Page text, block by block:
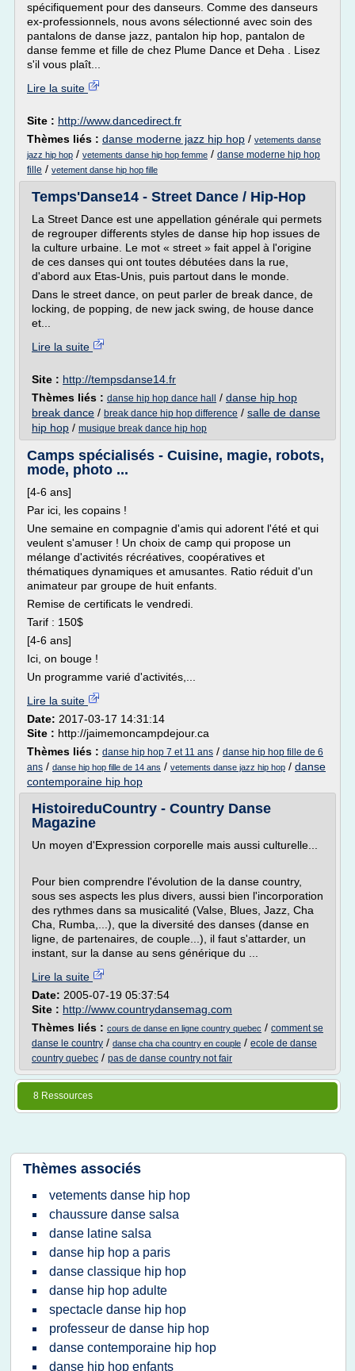
spécifiquement pour des danseurs. Comme des danseurs
ex-professionnels, nous avons sélectionné avec soin des
pantalons de danse jazz, pantalon hip hop, pantalon de
danse femme et fille de chez Plume Dance et Deha . Lisez
s'il vous plaît...
Lire la suite
Site : http://www.dancedirect.fr
Thèmes liés : danse moderne jazz hip hop / vetements danse
jazz hip hop / vetements danse hip hop femme / danse moderne hip hop
fille / vetement danse hip hop fille
Temps'Danse14 - Street Dance / Hip-Hop
La Street Dance est une appellation générale qui permets
de regrouper differents styles de danse hip hop issues de
la culture urbaine. Le mot « street » fait appel à l'origine
de ces danses qui ont toutes débutées dans la rue,
d'abord aux Etas-Unis, puis partout dans le monde.
Dans le street dance, on peut parler de break dance, de
locking, de popping, de new jack swing, de house dance
et...
Lire la suite
Site : http://tempsdanse14.fr
Thèmes liés : danse hip hop dance hall / danse hip hop
break dance / break dance hip hop difference / salle de danse
hip hop / musique break dance hip hop
Camps spécialisés - Cuisine, magie, robots,
mode, photo ...
[4-6 ans]
Par ici, les copains !
Une semaine en compagnie d'amis qui adorent l'été et qui
veulent s'amuser ! Un choix de camp qui propose un
mélange d'activités récréatives, coopératives et
thématiques dynamiques et amusantes. Ratio réduit d'un
animateur par groupe de huit enfants.
Remise de certificats le vendredi.
Tarif : 150$
[4-6 ans]
Ici, on bouge !
Un programme varié d'activités,...
Lire la suite
Date: 2017-03-17 14:31:14
Site : http://jaimemoncampdejour.ca
Thèmes liés : danse hip hop 7 et 11 ans / danse hip hop fille de 6
ans / danse hip hop fille de 14 ans / vetements danse jazz hip hop / danse
contemporaine hip hop
HistoireduCountry - Country Danse
Magazine
Un moyen d'Expression corporelle mais aussi culturelle...
Pour bien comprendre l'évolution de la danse country,
sous ses aspects les plus divers, aussi bien l'incorporation
des rythmes dans sa musicalité (Valse, Blues, Jazz, Cha
Cha, Rumba,...), que la diversité des danses (danse en
ligne, de partenaires, de couple...), il faut s'attarder, un
instant, sur la danse au sens générique du ...
Lire la suite
Date: 2005-07-19 05:37:54
Site : http://www.countrydansemag.com
Thèmes liés : cours de danse en ligne country quebec / comment se
danse le country / danse cha cha country en couple / ecole de danse
country quebec / pas de danse country not fair
8 Ressources
Thèmes associés
vetements danse hip hop
chaussure danse salsa
danse latine salsa
danse hip hop a paris
danse classique hip hop
danse hip hop adulte
spectacle danse hip hop
professeur de danse hip hop
danse contemporaine hip hop
danse hip hop enfants